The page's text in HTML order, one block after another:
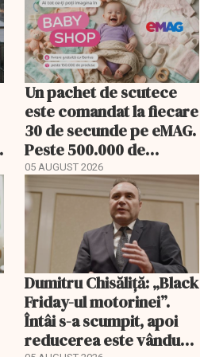
Un pachet de scutece
este comandat la fiecare
30 de secunde pe eMAG.
Peste 500.000 de
comenzi pentru
bebeluși au fost cu
livrare a doua
05 AUGUST 2026
Dumitru Chisăliță: „Black
Friday-ul motorinei”.
Întâi s-a scumpit, apoi
reducerea este vândută